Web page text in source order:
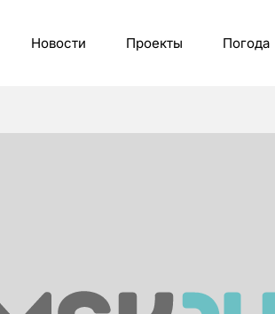
Новости Проекты Погода